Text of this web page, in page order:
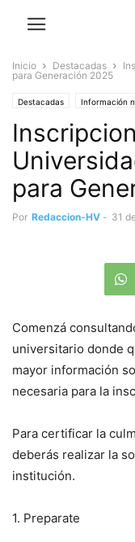
Inicio Destacadas
para Generación 2025
Destacadas Información
para
Por Redaccion-HV - 31
Comenzá
universitario donde
mayor información
necesaria para la
Para certificar la
deberás realizar la
institución.
1. Preparate